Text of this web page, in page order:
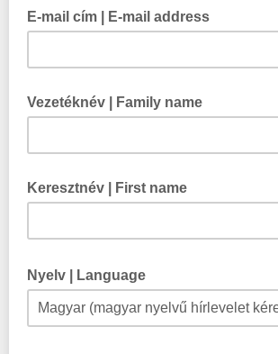
E-mail cím | E-mail address
Vezetéknév | Family name
Keresztnév | First name
Nyelv | Language